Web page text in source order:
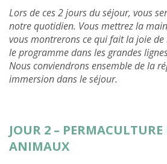
Lors de ces 2 jours du séjour, vous
notre quotidien. Vous mettrez la
vous montrerons ce qui fait la joie
le programme dans les grandes
Nous conviendrons ensemble de la
immersion dans le séjour.
JOUR 2 – PERMACULTURE
ANIMAUX